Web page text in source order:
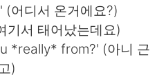
어디서 온거에요?)
서 태어났는데요)
*really* from?' (아니 근
)